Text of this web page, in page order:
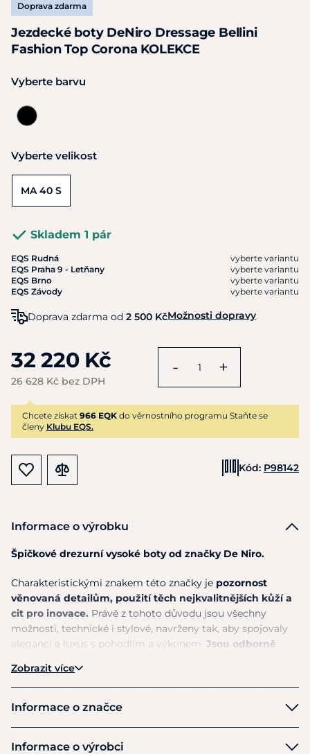
Doprava zdarma
Jezdecké boty DeNiro Dressage Bellini
Fashion Top Corona KOLEKCE
Vyberte barvu
Vyberte velikost
MA 40 S
Skladem 1 pár
EQS Rudná
vyberte variantu
EQS Praha 9 - Letňany
vyberte variantu
EQS Brno
vyberte variantu
EQS Závody
vyberte variantu
Doprava zdarma od 2 500 KčMožnosti dopravy
32 220 Kč
26 628 Kč bez DPH
- +
Chcete získat 966 EQK do věrnostního programu Staňte se
členy Klubu EQS.
Kód: P98142
Informace o výrobku
Špičkové drezurní vysoké boty od značky De Niro.
Charakteristickými znakem této značky je pozornost
věnovaná detailům, použití těch nejkvalitnějších kůží a
cit pro inovace. Právě z tohoto důvodu jsou všechny
možnosti, technické i stylové, navrženy tak, aby spojovaly
eleganci a luxus s pohodlím a výkonem. Jsou odborně
řemeslníky,kteří jsou ponořeni do hrdé tradice výroby
obuvi.
který dodává botám nádech luxusu a výjimečnosti.
Zobrazit více
Informace o značce
DeNiro
Informace o výrobci